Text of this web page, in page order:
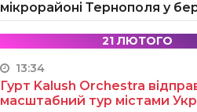
мікрорайоні Тернополя у
21 ЛЮТОГО
13:34
Гурт Kalush Orchestra
масштабний тур містами